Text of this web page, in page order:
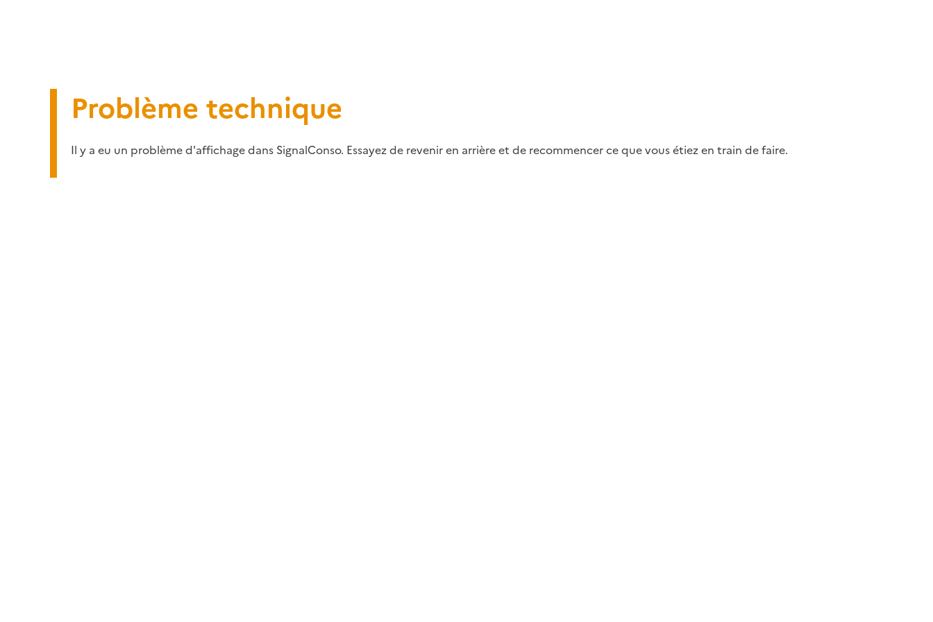
Problème technique
Il y a eu un problème d'affichage dans SignalConso. Essayez de revenir en arrière et de recommencer ce que vous étiez en train de faire.